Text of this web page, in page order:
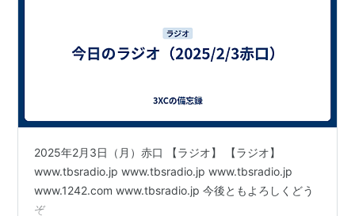
2025年2月3日（月）赤口 【ラジオ】 【ラジオ】
www.tbsradio.jp www.tbsradio.jp www.tbsradio.jp
www.1242.com www.tbsradio.jp 今後ともよろしくどう
ぞ